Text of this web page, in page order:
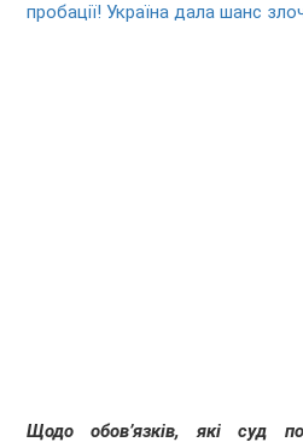
пробації! Україна дала шанс
Щодо обов’язків, які суд